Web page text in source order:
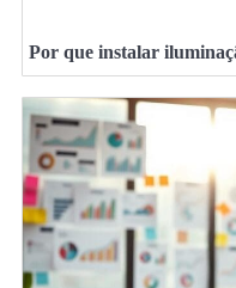
Por que instalar